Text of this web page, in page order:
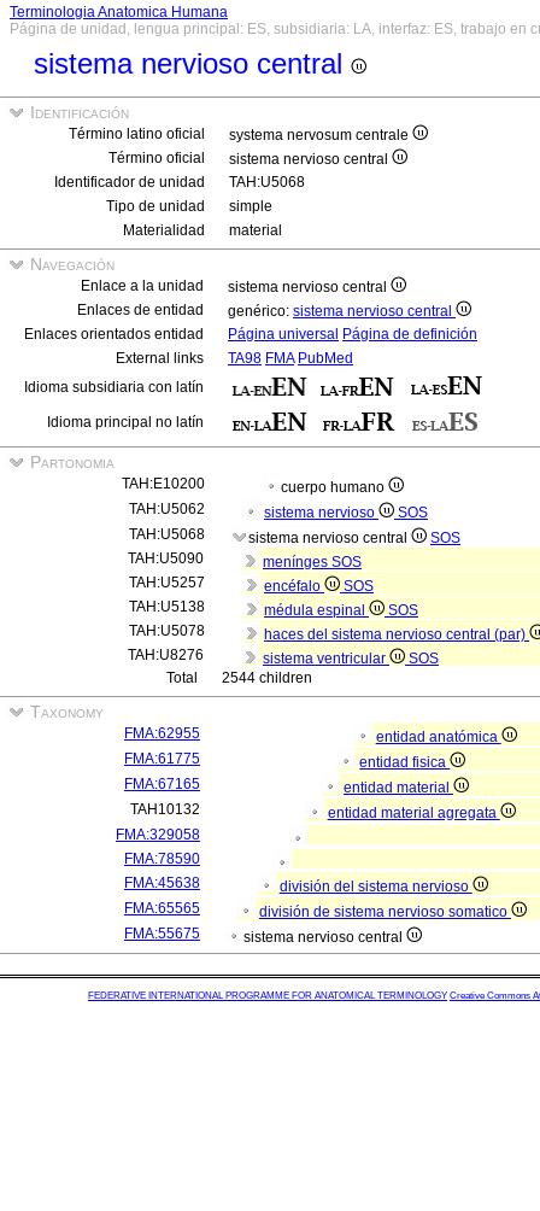
Terminologia Anatomica Humana
Página de unidad, lengua principal: ES, subsidiaria: LA, interfaz: ES, trabajo en
sistema nervioso central
Identificación
Término latino oficial
systema nervosum centrale
Término oficial
sistema nervioso central
Identificador de unidad
TAH:U5068
Tipo de unidad
simple
Materialidad
material
Navegación
Enlace a la unidad
sistema nervioso central
Enlaces de entidad
genérico: sistema nervioso central
Enlaces orientados entidad
Página universal Página de definición
External links
TA98 FMA PubMed
Idioma subsidiaria con latín
Idioma principal no latín
Partonomia
TAH:E10200
cuerpo humano
TAH:U5062
sistema nervioso
SOS
TAH:U5068
sistema nervioso central
SOS
TAH:U5090
menínges SOS
TAH:U5257
encéfalo
SOS
TAH:U5138
médula espinal
SOS
TAH:U5078
haces del sistema nervioso central (par)
TAH:U8276
sistema ventricular
SOS
Total
2544 children
Taxonomy
FMA:62955
entidad anatómica
FMA:61775
entidad fisica
FMA:67165
entidad material
TAH10132
entidad material agregata
FMA:329058
FMA:78590
FMA:45638
división del sistema nervioso
FMA:65565
división de sistema nervioso somatico
FMA:55675
sistema nervioso central
FEDERATIVE INTERNATIONAL PROGRAMME FOR ANATOMICAL TERMINOLOGY Creative Commons